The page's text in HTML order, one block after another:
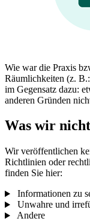
Wie war die Praxis
Räumlichkeiten (z.
im Gegensatz dazu:
anderen Gründen
Was wir
Wir veröffentlichen
Richtlinien oder
finden Sie hier:
Informationen zu
Unwahre und
Andere